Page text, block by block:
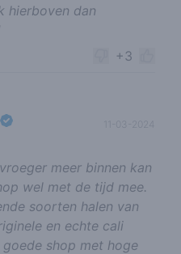
hierboven dan
+3
11-03-2024
meer binnen kan
wel met de tijd mee.
soorten halen van
en echte cali
shop met hoge